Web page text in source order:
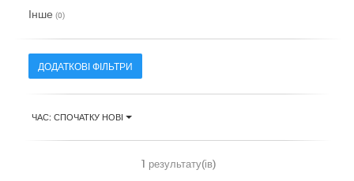
Інше (0)
ДОДАТКОВІ ФІЛЬТРИ
ЧАС: СПОЧАТКУ НОВІ
1 результату(ів)